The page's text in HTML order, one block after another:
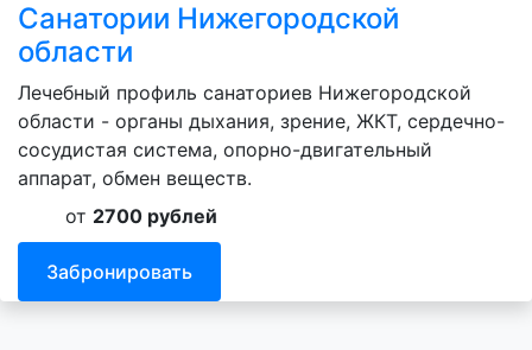
Санатории Нижегородской
области
Лечебный профиль санаториев Нижегородской
области - органы дыхания, зрение, ЖКТ, сердечно-
сосудистая система, опорно-двигательный
аппарат, обмен веществ.
от 2700 рублей
Забронировать